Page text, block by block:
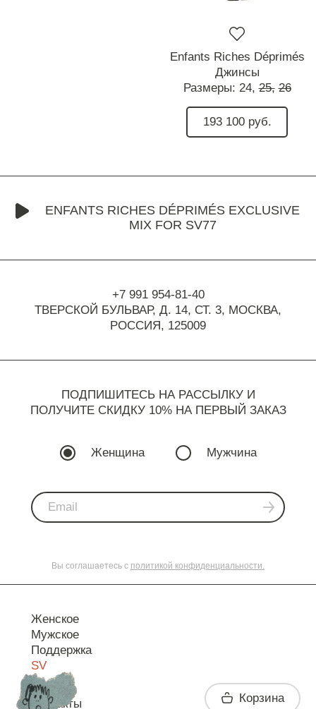
Enfants Riches Déprimés
Джинсы
Размеры: 24, 25, 26
193 100 руб.
ENFANTS RICHES DÉPRIMÉS EXCLUSIVE
MIX FOR SV77
+7 991 954-81-40
ТВЕРСКОЙ БУЛЬВАР, Д. 14, СТ. 3, МОСКВА,
РОССИЯ, 125009
ПОДПИШИТЕСЬ НА РАССЫЛКУ И
ПОЛУЧИТЕ СКИДКУ 10% НА ПЕРВЫЙ ЗАКАЗ
Женщина Мужчина
Вы соглашаетесь с политикой конфиденциальности.
Женское
Мужское
Поддержка
SV
Контакты Корзина